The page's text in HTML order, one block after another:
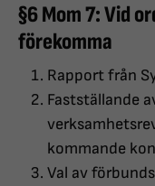
§6 Mom 7: Vid
förekomma
Rapport från
Fastställande
kommande
Val av